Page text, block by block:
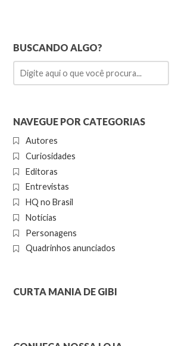
BUSCANDO ALGO?
NAVEGUE POR CATEGORIAS
Autores
Curiosidades
Editoras
Entrevistas
HQ no Brasil
Notícias
Personagens
Quadrinhos anunciados
CURTA MANIA DE GIBI